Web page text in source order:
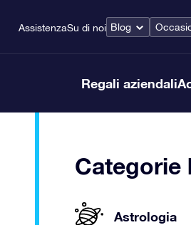
AssistenzaSu di noi Blog
Regali aziendali
Categorie
Astrologia